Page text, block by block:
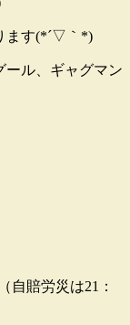
ます(*´▽｀*)
ール、ギャグマン
賠労災は21：